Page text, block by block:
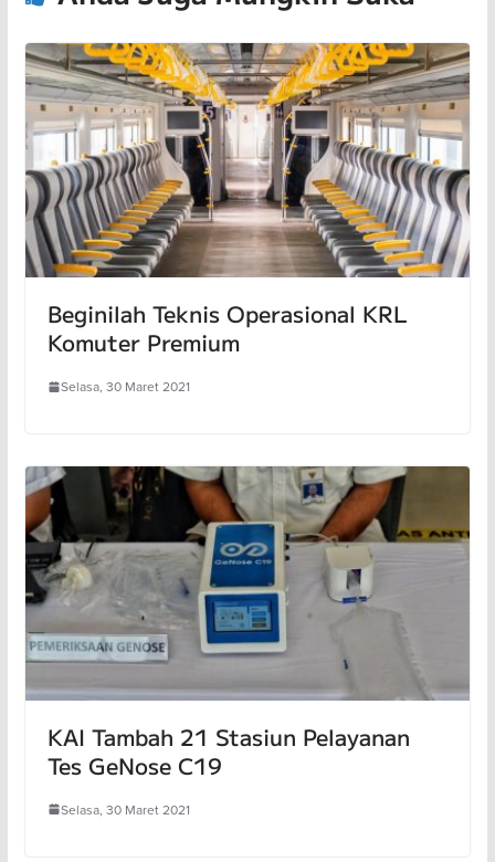
Beginilah Teknis Operasional KRL
Komuter Premium
Selasa, 30 Maret 2021
KAI Tambah 21 Stasiun Pelayanan
Tes GeNose C19
Selasa, 30 Maret 2021